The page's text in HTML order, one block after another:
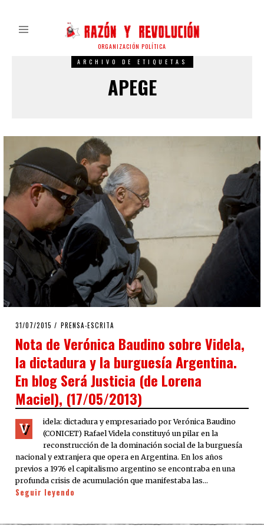
ORGANIZACIÓN POLÍTICA
ARCHIVO DE ETIQUETAS
APEGE
POSTED
31/07/2015 PRENSA-ESCRITA
Nota de Verónica Baudino sobre Videla,
la dictadura y la burguesía Argentina.
En blog Será Justicia (de Lorena
Maciel), (17/05/2013)
V
idela: dictadura y empresariado por Verónica Baudino
(CONICET) Rafael Videla constituyó un pilar en la
reconstrucción de la dominación social de la burguesía
nacional y extranjera que opera en Argentina. En los años
previos a 1976 el capitalismo argentino se encontraba en una
profunda crisis de acumulación que manifestaba las…
Seguir leyendo